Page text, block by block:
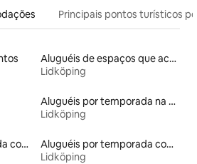
Principais pontos turísticos
Aluguéis de espaços que aceitam animais de estimação
Lidköping
Aluguéis por temporada na orla
Lidköping
Aluguéis por temporada com acesso à praia
Aluguéis por temporada com acesso ao lago
Lidköping